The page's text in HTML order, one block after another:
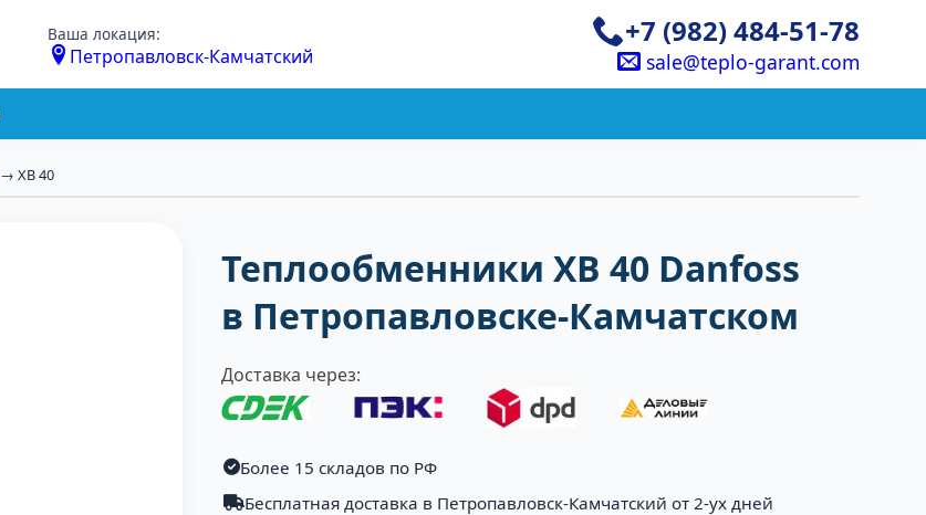
Ваша локация:
Петропавловск-Камчатский
+7 (982) 484-51-78
sale@teplo-garant.com
→ XB 40
Теплообменники XB 40 Danfoss
в Петропавловске-Камчатском
Доставка через:
Более 15 складов по РФ
Бесплатная доставка в Петропавловск-Камчатский от 2-ух дней